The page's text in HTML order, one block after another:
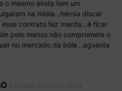
o mesmo ainda tem um
na mídia…hérnia discal
contrato fez merda…é ficar
pelo menos não compromete o
no mercado da bola…aguenta